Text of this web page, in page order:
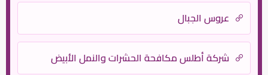
عروس الجبال
شركة أطلس مكافحة الحشرات والنمل الأبيض